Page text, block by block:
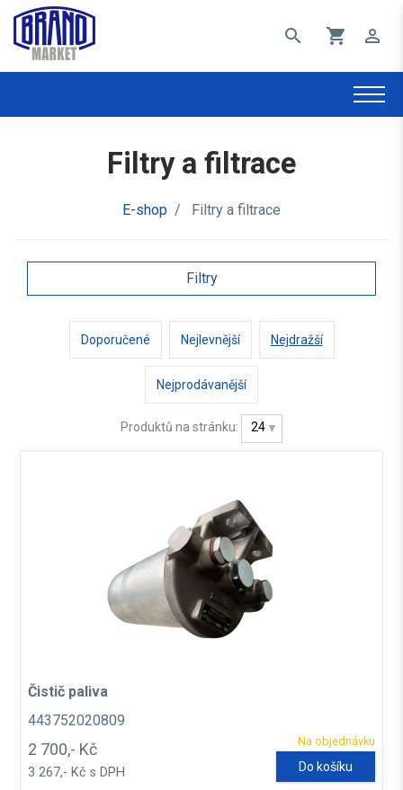
search shopping_cart perm_identity
Filtry a filtrace
E-shop / Filtry a filtrace
Filtry
Doporučené Nejlevnější Nejdražší
Nejprodávanější
Produktů na stránku: 24
Čistič paliva
443752020809
Na objednávku
2 700,- Kč
3 267,- Kč s DPH Do košíku